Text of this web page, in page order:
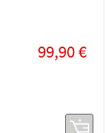
99,90 €